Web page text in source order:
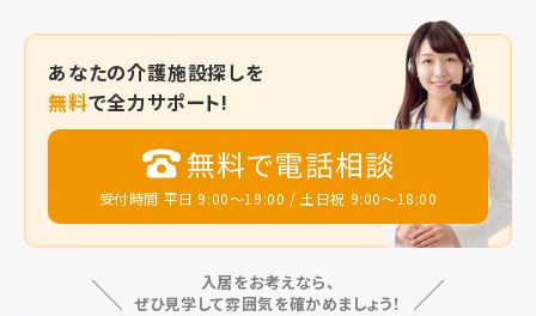
あなたの介護施設探しを
無料で全力サポート!
無料で電話相談
受付時間 平日 9:00～19:00 / 土日祝 9:00～18:00
入居をお考えなら、
ぜひ見学して雰囲気を確かめましょう！